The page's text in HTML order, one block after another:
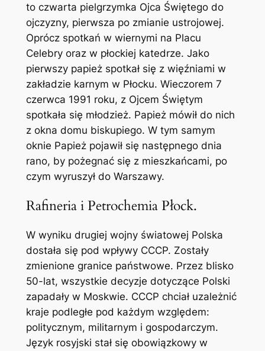
to czwarta pielgrzymka Ojca Świętego do
ojczyzny, pierwsza po zmianie ustrojowej.
Oprócz spotkań w wiernymi na Placu
Celebry oraz w płockiej katedrze. Jako
pierwszy papież spotkał się z więźniami w
zakładzie karnym w Płocku. Wieczorem 7
czerwca 1991 roku, z Ojcem Świętym
spotkała się młodzież. Papież mówił do nich
z okna domu biskupiego. W tym samym
oknie Papież pojawił się następnego dnia
rano, by pożegnać się z mieszkańcami, po
czym wyruszył do Warszawy.
Rafineria i Petrochemia Płock.
W wyniku drugiej wojny światowej Polska
dostała się pod wpływy CCCP. Zostały
zmienione granice państwowe. Przez blisko
50-lat, wszystkie decyzje dotyczące Polski
zapadały w Moskwie. CCCP chciał uzależnić
kraje podległe pod każdym względem:
politycznym, militarnym i gospodarczym.
Język rosyjski stał się obowiązkowy w